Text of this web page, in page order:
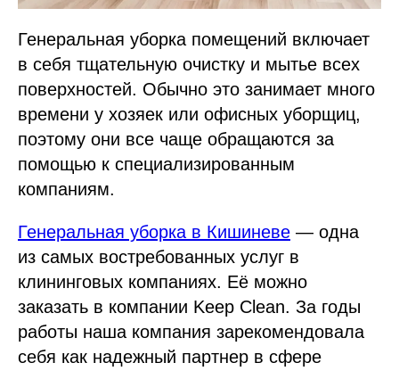
Генеральная уборка помещений включает
в себя тщательную очистку и мытье всех
поверхностей. Обычно это занимает много
времени у хозяек или офисных уборщиц,
поэтому они все чаще обращаются за
помощью к специализированным
компаниям.
Генеральная уборка в Кишиневе — одна
из самых востребованных услуг в
клининговых компаниях. Её можно
заказать в компании Keep Clean. За годы
работы наша компания зарекомендовала
себя как надежный партнер в сфере